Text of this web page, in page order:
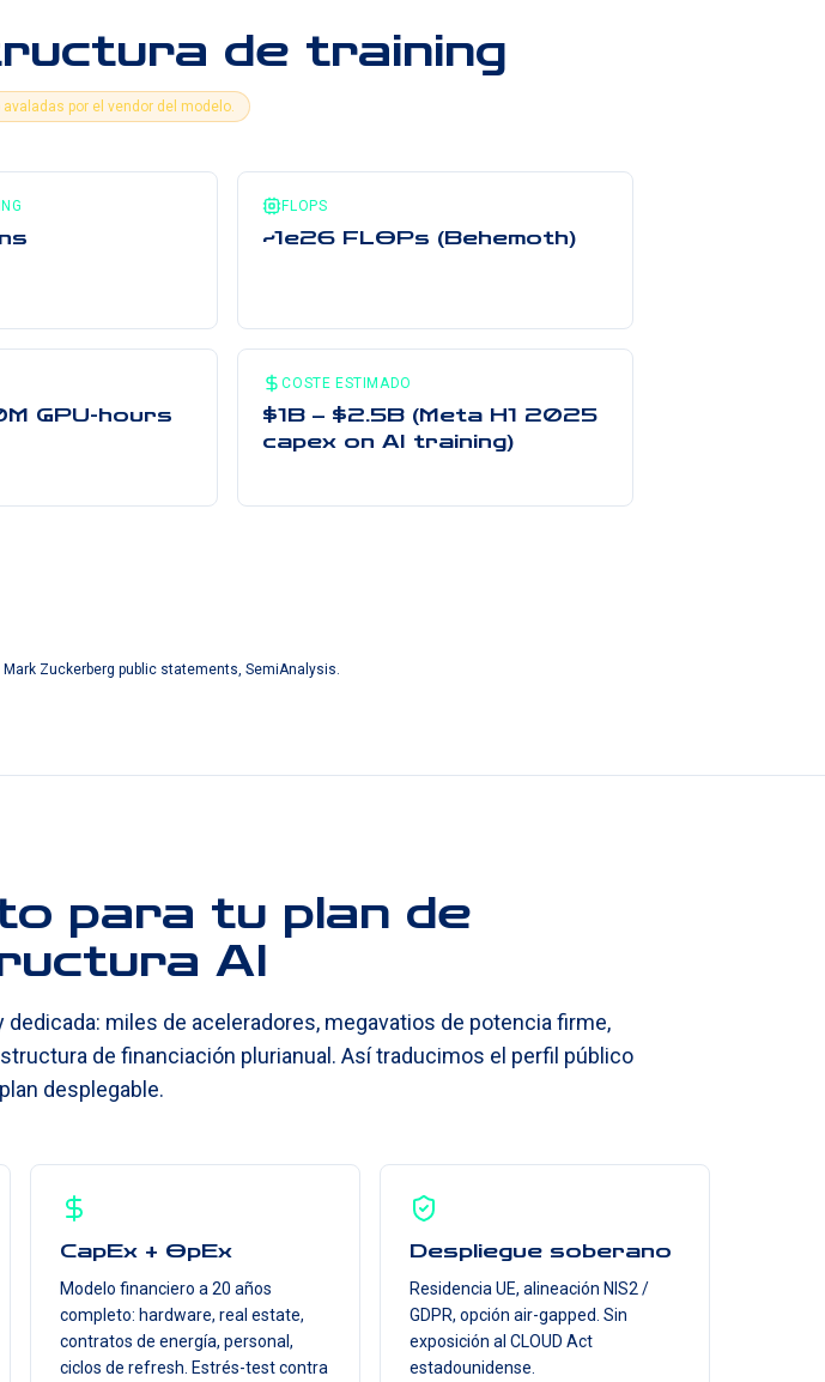
de training
por el vendor del modelo.
FLOPS
~1e26 FLOPs (Behemoth)
GPU-hours
COSTE ESTIMADO
$1B – $2.5B (Meta H1 2025
capex on AI training)
Zuckerberg public statements, SemiAnalysis.
para tu plan de
AI
miles de aceleradores, megavatios de potencia firme,
de financiación plurianual. Así traducimos el perfil público
desplegable.
CapEx + OpEx
Modelo financiero a 20 años
completo: hardware, real estate,
contratos de energía, personal,
ciclos de refresh. Estrés-test contra
Despliegue soberano
Residencia UE, alineación NIS2 /
GDPR, opción air-gapped. Sin
exposición al CLOUD Act
estadounidense.